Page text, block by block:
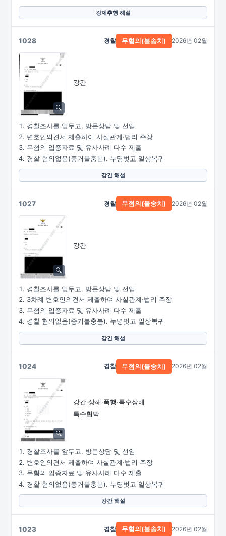
강제추행 해설
1028
강간
경찰 무혐의(불송치) 2026년 02월
경찰조사를 앞두고, 방문상담 및 선임
변호인의견서 제출하여 사실관계·법리 주장
무혐의 입증자료 및 유사사례 다수 제출
경찰 혐의없음(증거불충분). 누명벗고 일상복귀
강간 해설
1027
강간
경찰 무혐의(불송치) 2026년 02월
경찰조사를 앞두고, 방문상담 및 선임
3차례 변호인의견서 제출하여 사실관계·법리 주장
무혐의 입증자료 및 유사사례 다수 제출
경찰 혐의없음(증거불충분). 누명벗고 일상복귀
강간 해설
1024
강간·상해·폭행·특수상해
특수협박
경찰 무혐의(불송치) 2026년 02월
경찰조사를 앞두고, 방문상담 및 선임
변호인의견서 제출하여 사실관계·법리 주장
무혐의 입증자료 및 유사사례 다수 제출
경찰 혐의없음(증거불충분). 누명벗고 일상복귀
강간 해설
1023 경찰 무혐의(불송치) 2026년 02월